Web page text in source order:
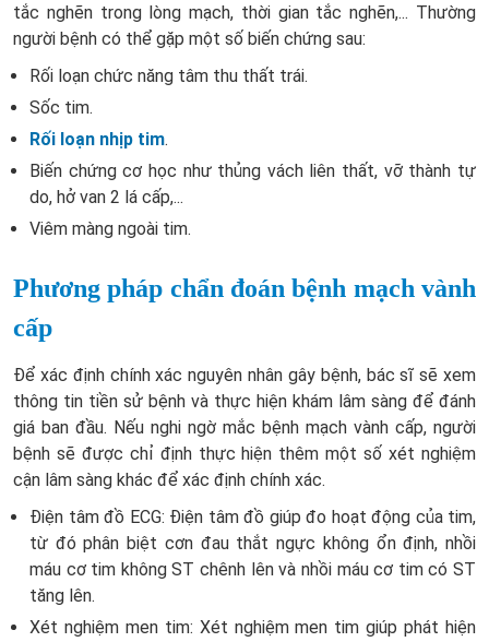
tắc nghẽn trong lòng mạch, thời gian tắc nghẽn,... Thường
người bệnh có thể gặp một số biến chứng sau:
Rối loạn chức năng tâm thu thất trái.
Sốc tim.
Rối loạn nhịp tim.
Biến chứng cơ học như thủng vách liên thất, vỡ thành tự
do, hở van 2 lá cấp,...
Viêm màng ngoài tim.
Phương pháp chẩn đoán bệnh mạch vành
cấp
Để xác định chính xác nguyên nhân gây bệnh, bác sĩ sẽ xem
thông tin tiền sử bệnh và thực hiện khám lâm sàng để đánh
giá ban đầu. Nếu nghi ngờ mắc bệnh mạch vành cấp, người
bệnh sẽ được chỉ định thực hiện thêm một số xét nghiệm
cận lâm sàng khác để xác định chính xác.
Điện tâm đồ ECG: Điện tâm đồ giúp đo hoạt động của tim,
từ đó phân biệt cơn đau thắt ngực không ổn định, nhồi
máu cơ tim không ST chênh lên và nhồi máu cơ tim có ST
tăng lên.
Xét nghiệm men tim: Xét nghiệm men tim giúp phát hiện